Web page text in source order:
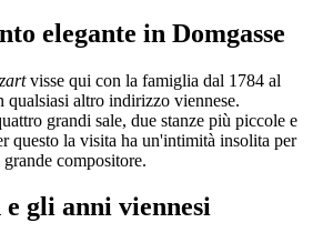
elegante in Domgasse
visse qui con la famiglia dal 1784 al
qualsiasi altro indirizzo viennese.
grandi sale, due stanze più piccole e
questo la visita ha un'intimità insolita per
compositore.
gli anni viennesi